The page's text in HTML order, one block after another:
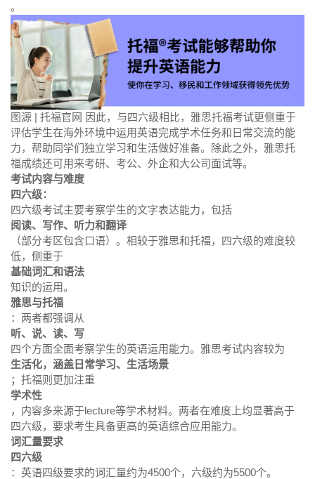
。
图源 | 托福官网 因此，与四六级相比，雅思托福考试更侧重于
评估学生在海外环境中运用英语完成学术任务和日常交流的能
力，帮助同学们独立学习和生活做好准备。除此之外，雅思托
福成绩还可用来考研、考公、外企和大公司面试等。
考试内容与难度
四六级：
四六级考试主要考察学生的文字表达能力，包括
阅读、写作、听力和翻译
（部分考区包含口语）。相较于雅思和托福，四六级的难度较
低，侧重于
基础词汇和语法
知识的运用。
雅思与托福
：两者都强调从
听、说、读、写
四个方面全面考察学生的英语运用能力。雅思考试内容较为
生活化，涵盖日常学习、生活场景
；托福则更加注重
学术性
，内容多来源于lecture等学术材料。两者在难度上均显著高于
四六级，要求考生具备更高的英语综合应用能力。
词汇量要求
四六级
：英语四级要求的词汇量约为4500个，六级约为5500个。